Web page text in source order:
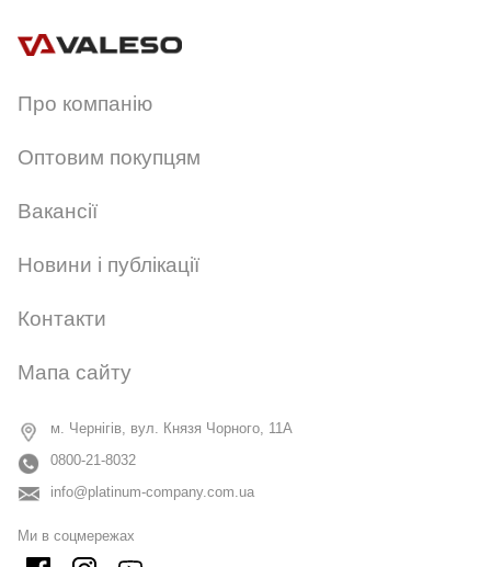
Про компанію
Оптовим покупцям
Вакансії
Новини і публікації
Контакти
Мапа сайту
м. Чернігів, вул. Князя Чорного, 11А
0800-21-8032
info@platinum-company.com.ua
Ми в соцмережах